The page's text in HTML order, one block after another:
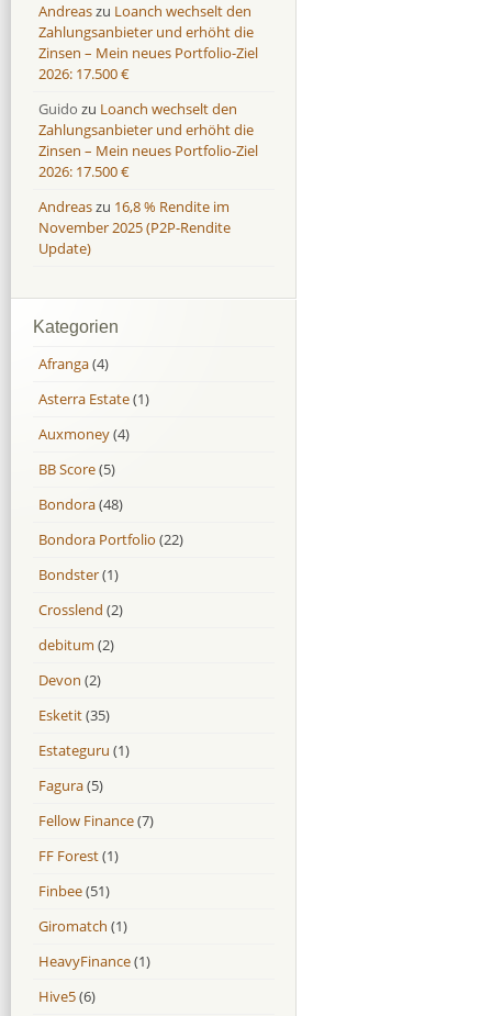
Andreaszu Loanch wechselt den
Zahlungsanbieter und erhöht die
Zinsen – Mein neues Portfolio-Ziel
2026: 17.500 €
Guido zu Loanch wechselt den
Zahlungsanbieter und erhöht die
Zinsen – Mein neues Portfolio-Ziel
2026: 17.500 €
Andreaszu 16,8 % Rendite im
November 2025 (P2P-Rendite
Update)
Kategorien
Afranga(4)
Asterra Estate(1)
Auxmoney(4)
BB Score(5)
Bondora(48)
Bondora Portfolio (22)
Bondster(1)
Crosslend (2)
debitum (2)
Devon (2)
Esketit(35)
Estateguru (1)
Fagura(5)
Fellow Finance(7)
FF Forest(1)
Finbee(51)
Giromatch (1)
HeavyFinance(1)
Hive5(6)